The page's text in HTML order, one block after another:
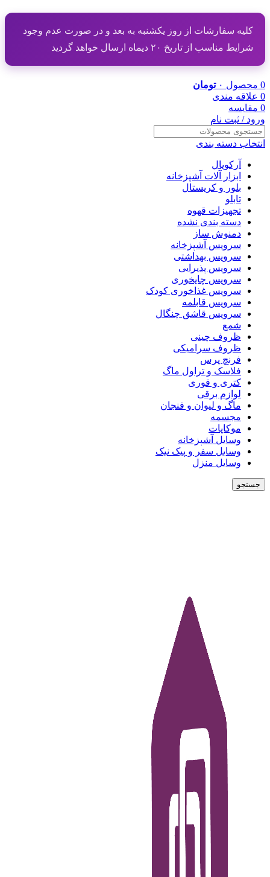
کلیه سفارشات از روز یکشنبه به بعد و در صورت عدم وجود
شرایط مناسب از تاریخ ۲۰ دیماه ارسال خواهد گردید
0 محصول ۰ تومان
0 علاقه مندی
0 مقایسه
ورود / ثبت نام
انتخاب دسته بندی
آرکوپال
ابزار آلات آشپزخانه
بلور و کریستال
تابلو
تجهیزات قهوه
دسته بندی نشده
دمنوش ساز
سرویس آشپزخانه
سرویس بهداشتی
سرویس پذیرایی
سرویس چایخوری
سرویس غذاخوری کودک
سرویس قابلمه
سرویس قاشق چنگال
شمع
ظروف چینی
ظروف سرامیکی
فرنچ پرس
فلاسک و تراول ماگ
کتری و قوری
لوازم برقی
ماگ و لیوان و فنجان
مجسمه
موکاپات
وسایل آشپزخانه
وسایل سفر و پیک نیک
وسایل منزل
جستجو